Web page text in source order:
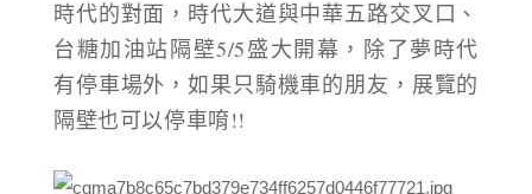
時代的對面，時代大道與中華五路交叉口、
台糖加油站隔壁5/5盛大開幕，除了夢時代
有停車場外，如果只騎機車的朋友，展覽的
隔壁也可以停車唷!!